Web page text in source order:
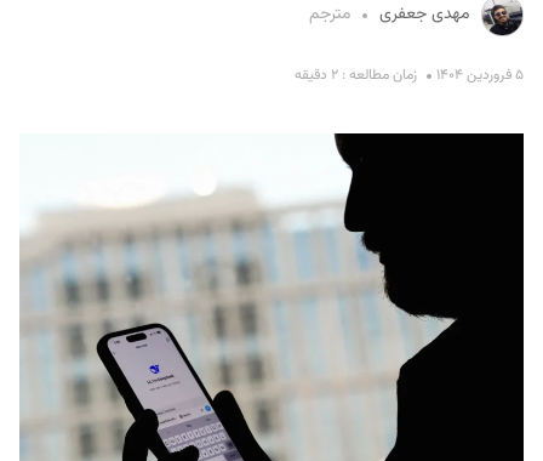
مهدی جعفری مترجم
۵ فروردین ۱۴۰۴ زمان مطالعه : ۲ دقیقه